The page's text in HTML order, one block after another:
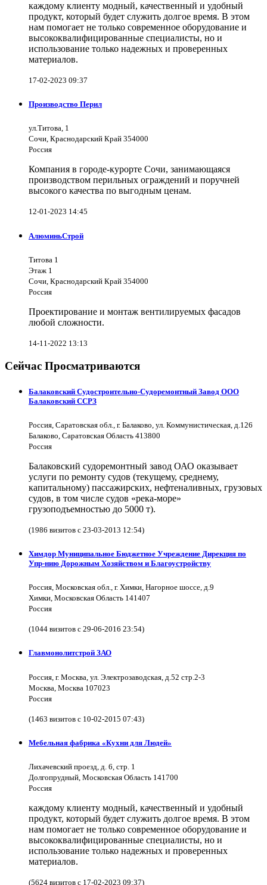
каждому клиенту модный, качественный и удобный
продукт, который будет служить долгое время. В этом
нам помогает не только современное оборудование и
высококвалифицированные специалисты, но и
использование только надежных и проверенных
материалов.
17-02-2023 09:37
Производство Перил
ул.Титова, 1
Сочи, Краснодарский Край 354000
Россия
Компания в городе-курорте Сочи, занимающаяся
производством перильных ограждений и поручней
высокого качества по выгодным ценам.
12-01-2023 14:45
АлюминьСтрой
Титова 1
Этаж 1
Сочи, Краснодарский Край 354000
Россия
Проектирование и монтаж вентилируемых фасадов
любой сложности.
14-11-2022 13:13
Сейчас Просматриваются
Балаковский Судостроительно-Судоремонтный Завод ООО
Балаковский ССРЗ
Россия, Саратовская обл., г. Балаково, ул. Коммунистическая, д.126
Балаково, Саратовская Область 413800
Россия
Балаковский судоремонтный завод ОАО оказывает
услуги по ремонту судов (текущему, среднему,
капитальному) пассажирских, нефтеналивных, грузовых
судов, в том числе судов «река-море»
грузоподъемностью до 5000 т).
(1986 визитов с 23-03-2013 12:54)
Химдор Муниципальное Бюджетное Учреждение Дирекция по
Упр-нию Дорожным Хозяйством и Благоустройству
Россия, Московская обл., г. Химки, Нагорное шоссе, д.9
Химки, Московская Область 141407
Россия
(1044 визитов с 29-06-2016 23:54)
Главмонолитстрой ЗАО
Россия, г. Москва, ул. Электрозаводская, д.52 стр.2-3
Москва, Москва 107023
Россия
(1463 визитов с 10-02-2015 07:43)
Мебельная фабрика «Кухни для Людей»
Лихачевский проезд, д. 6, стр. 1
Долгопрудный, Московская Область 141700
Россия
каждому клиенту модный, качественный и удобный
продукт, который будет служить долгое время. В этом
нам помогает не только современное оборудование и
высококвалифицированные специалисты, но и
использование только надежных и проверенных
материалов.
(5624 визитов с 17-02-2023 09:37)